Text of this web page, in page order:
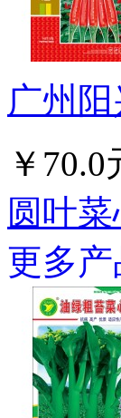
广州
￥70.0
圆叶
更多产